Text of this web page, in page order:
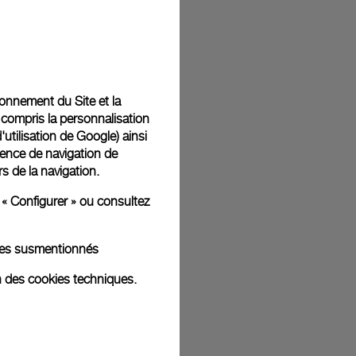
d'illustration. Les coloris et tailles peuvent varier par rapport
du Site et la
la personnalisation
de Google) ainsi
de navigation de
de la navigation.
Configurer » ou consultez
susmentionnés
des cookies techniques.